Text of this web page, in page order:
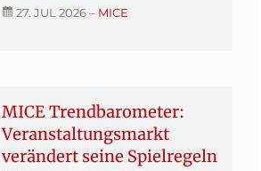
27. JUL 2026– MICE
MICE Trendbarometer:
Veranstaltungsmarkt
verändert seine Spielregeln